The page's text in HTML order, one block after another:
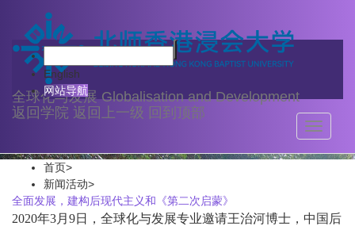
全球化与发展 Globalisation and Development
返回学院 返回上一级 回到顶部
English
网站导航
Toggle
首页>
新闻活动>
全面发展，建构后现代主义和《第二次启蒙》
2020年3月9日，全球化与发展专业邀请王治河博士，中国后